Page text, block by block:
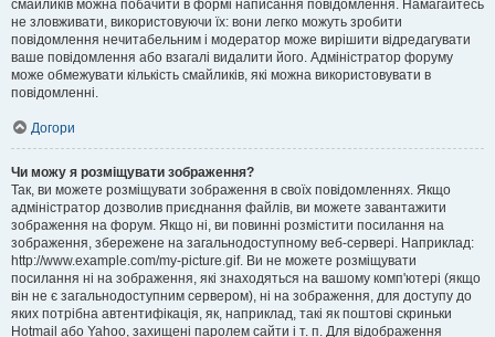
смайликів можна побачити в формі написання повідомлення. Намагайтесь
не зловживати, використовуючи їх: вони легко можуть зробити
повідомлення нечитабельним і модератор може вирішити відредагувати
ваше повідомлення або взагалі видалити його. Адміністратор форуму
може обмежувати кількість смайликів, які можна використовувати в
повідомленні.
Догори
Чи можу я розміщувати зображення?
Так, ви можете розміщувати зображення в своїх повідомленнях. Якщо
адміністратор дозволив приєднання файлів, ви можете завантажити
зображення на форум. Якщо ні, ви повинні розмістити посилання на
зображення, збережене на загальнодоступному веб-сервері. Наприклад:
http://www.example.com/my-picture.gif. Ви не можете розміщувати
посилання ні на зображення, які знаходяться на вашому комп'ютері (якщо
він не є загальнодоступним сервером), ні на зображення, для доступу до
яких потрібна автентифікація, як, наприклад, такі як поштові скриньки
Hotmail або Yahoo, захищені паролем сайти і т. п. Для відображення